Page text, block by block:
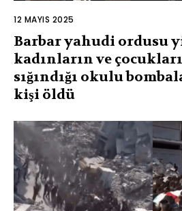
12 MAYIS 2025
Barbar yahudi ordusu
kadınların ve
sığındığı okulu
kişi öldü